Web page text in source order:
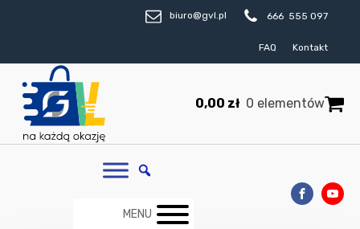
biuro@gvl.pl 666 555 097
FAQ Kontakt
0,00 zł 0 elementów
MENU